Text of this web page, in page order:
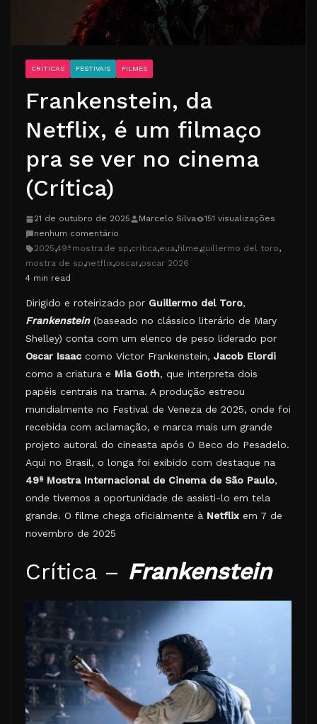
CRÍTICAS FESTIVAIS FILMES
Frankenstein, da
Netflix, é um filmaço
pra se ver no cinema
(Crítica)
21 de outubro de 2025 Marcelo Silva
151 visualizações
nenhum comentário
2025,49ª mostra de sp,crítica,eua,filme,guillermo del toro,
mostra de sp,netflix,oscar,oscar 2026
4 min read
Dirigido e roteirizado por Guillermo del Toro,
Frankenstein(baseado no clássico literário de Mary
Shelley) conta com um elenco de peso liderado por
Oscar Isaac como Victor Frankenstein, Jacob Elordi
como a criatura e Mia Goth, que interpreta dois
papéis centrais na trama. A produção estreou
mundialmente no Festival de Veneza de 2025, onde foi
recebida com aclamação, e marca mais um grande
projeto autoral do cineasta após O Beco do Pesadelo.
Aqui no Brasil, o longa foi exibido com destaque na
49ª Mostra Internacional de Cinema de São Paulo,
onde tivemos a oportunidade de assisti-lo em tela
grande. O filme chega oficialmente à Netflix em 7 de
novembro de 2025
Crítica – Frankenstein